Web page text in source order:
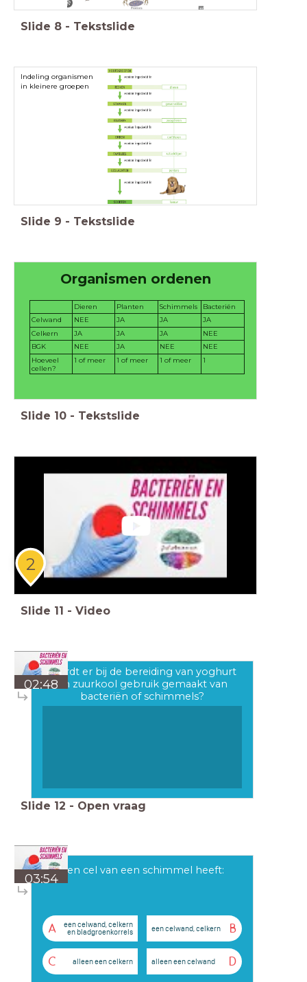
Slide 8 - Tekstslide
Indeling organismen
in kleinere groepen
Slide 9 - Tekstslide
Organismen ordenen
Dieren Planten Schimmels
Bacteriën
Celwand
NEE JA JA
JA
Celkern
JA JA JA
NEE
BGK
NEE JA NEE
NEE
Hoeveel
cellen?
1 of meer 1 of meer 1 of meer 1
Slide 10 - Tekstslide
2
Slide 11 - Video
02:48
Wordt er bij de bereiding van yoghurt
en zuurkool gebruik gemaakt van
bacteriën of schimmels?
Slide 12 - Open vraag
03:54
Een cel van een schimmel heeft:
A
een celwand, celkern
en bladgroenkorrels
B
een celwand, celkern
C alleen een celkern D
alleen een celwand